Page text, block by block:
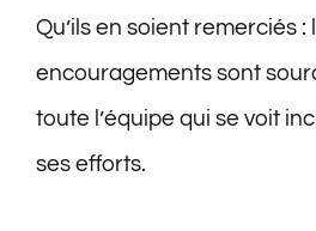
Qu’ils en soient remerciés :
encouragements sont
toute l’équipe qui se voit
ses efforts.